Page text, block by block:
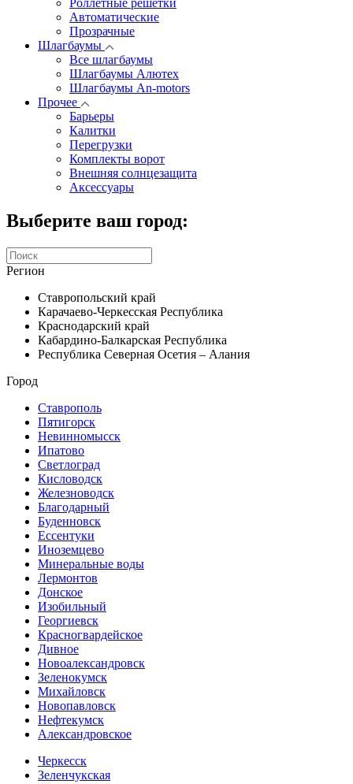
Роллетные решетки
Автоматические
Прозрачные
Шлагбаумы
Все шлагбаумы
Шлагбаумы Алютех
Шлагбаумы An-motors
Прочее
Барьеры
Калитки
Перегрузки
Комплекты ворот
Внешняя солнцезащита
Аксессуары
Выберите ваш город:
Регион
Ставропольский край
Карачаево-Черкесская Республика
Краснодарский край
Кабардино-Балкарская Республика
Республика Северная Осетия – Алания
Город
Ставрополь
Пятигорск
Невинномысск
Ипатово
Светлоград
Кисловодск
Железноводск
Благодарный
Буденновск
Ессентуки
Иноземцево
Минеральные воды
Лермонтов
Донское
Изобильный
Георгиевск
Красногвардейское
Дивное
Новоалександровск
Зеленокумск
Михайловск
Новопавловск
Нефтекумск
Александровское
Черкесск
Зеленчукская